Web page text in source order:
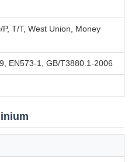
P, T/T, West Union, Money
EN573-1, GB/T3880.1-2006